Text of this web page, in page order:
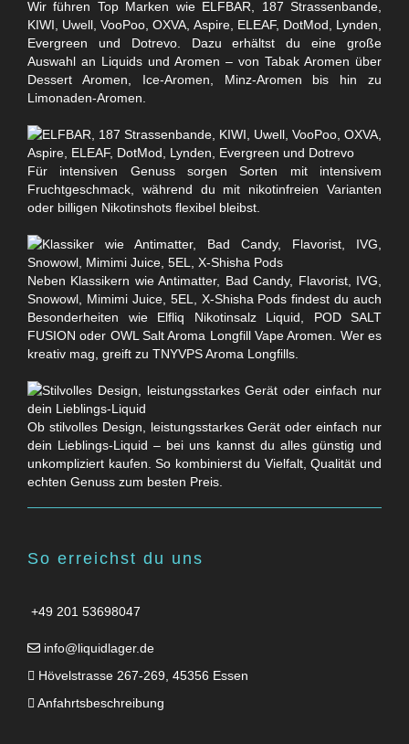
Wir führen Top Marken wie ELFBAR, 187 Strassenbande,
KIWI, Uwell, VooPoo, OXVA, Aspire, ELEAF, DotMod, Lynden,
Evergreen und Dotrevo. Dazu erhältst du eine große
Auswahl an Liquids und Aromen – von Tabak Aromen über
Dessert Aromen, Ice-Aromen, Minz-Aromen bis hin zu
Limonaden-Aromen.
Für intensiven Genuss sorgen Sorten mit intensivem
Fruchtgeschmack, während du mit nikotinfreien Varianten
oder billigen Nikotinshots flexibel bleibst.
Neben Klassikern wie Antimatter, Bad Candy, Flavorist, IVG,
Snowowl, Mimimi Juice, 5EL, X-Shisha Pods findest du auch
Besonderheiten wie Elfliq Nikotinsalz Liquid, POD SALT
FUSION oder OWL Salt Aroma Longfill Vape Aromen. Wer es
kreativ mag, greift zu TNYVPS Aroma Longfills.
Ob stilvolles Design, leistungsstarkes Gerät oder einfach nur
dein Lieblings-Liquid – bei uns kannst du alles günstig und
unkompliziert kaufen. So kombinierst du Vielfalt, Qualität und
echten Genuss zum besten Preis.
So erreichst du uns
+49 201 53698047
info@liquidlager.de
Hövelstrasse 267-269, 45356 Essen
Anfahrtsbeschreibung